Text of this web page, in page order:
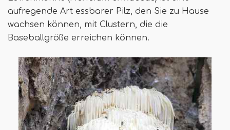
aufregende Art essbarer Pilz, den Sie zu Hause
wachsen können, mit Clustern, die die
Baseballgröße erreichen können.